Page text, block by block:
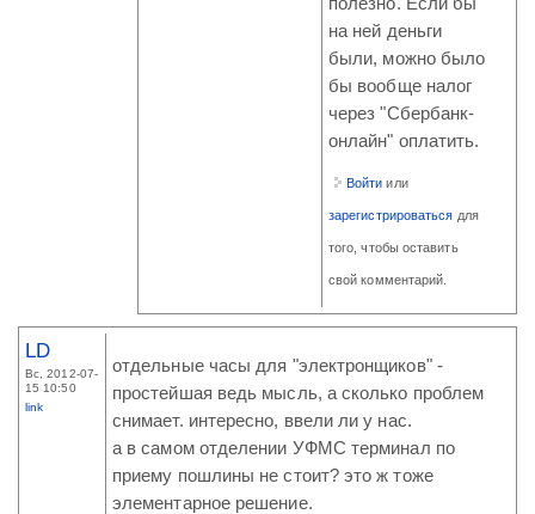
на ней деньги
были, можно было
бы вообще налог
через "Сбербанк-
онлайн" оплатить.
Войти или
зарегистрироваться для
того, чтобы оставить
свой комментарий.
LD
Вс, 2012-07-
15 10:50
link
отдельные часы для "электронщиков" -
простейшая ведь мысль, а сколько проблем
снимает. интересно, ввели ли у нас.
а в самом отделении УФМС терминал по
приему пошлины не стоит? это ж тоже
элементарное решение.